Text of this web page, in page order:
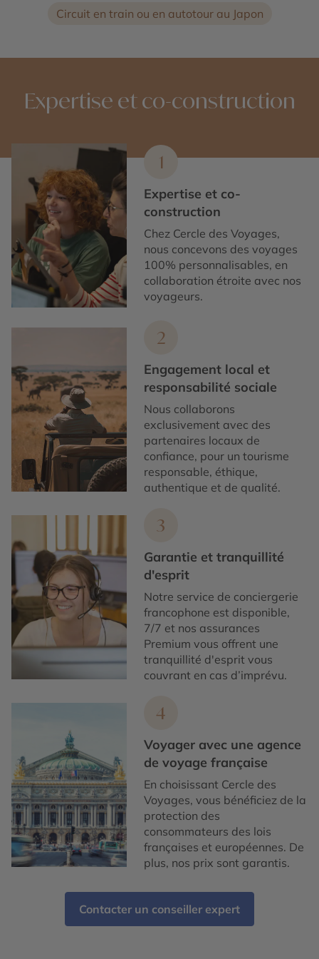
Circuit en train ou en autotour au Japon
Expertise et co-construction
1
Expertise et co-
construction
Chez Cercle des Voyages,
nous concevons des voyages
100% personnalisables, en
collaboration étroite avec nos
voyageurs.
2
Engagement local et
responsabilité sociale
Nous collaborons
exclusivement avec des
partenaires locaux de
confiance, pour un tourisme
responsable, éthique,
authentique et de qualité.
3
Garantie et tranquillité
d'esprit
Notre service de conciergerie
francophone est disponible,
7/7 et nos assurances
Premium vous offrent une
tranquillité d'esprit vous
couvrant en cas d’imprévu.
4
Voyager avec une agence
de voyage française
En choisissant Cercle des
Voyages, vous bénéficiez de la
protection des
consommateurs des lois
françaises et européennes. De
plus, nos prix sont garantis.
Contacter un conseiller expert